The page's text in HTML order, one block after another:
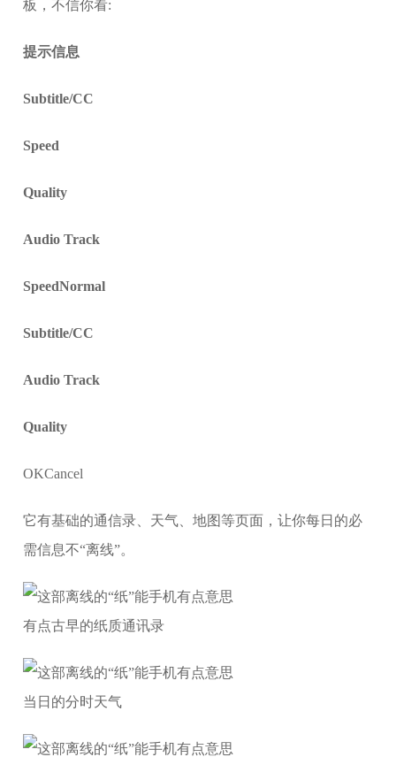
板，不信你看:
提示信息
Subtitle/CC
Speed
Quality
Audio Track
SpeedNormal
Subtitle/CC
Audio Track
Quality
OKCancel
它有基础的通信录、天气、地图等页面，让你每日的必
需信息不“离线”。
有点古早的纸质通讯录
当日的分时天气